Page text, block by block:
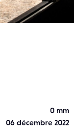
0 mm
06 décembre 2022